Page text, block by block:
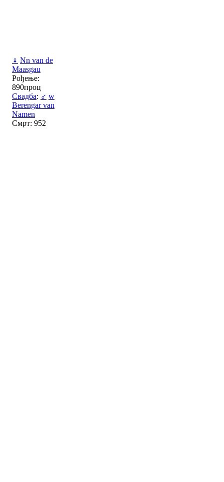
♀ Nn van de
Maasgau
Рођење:
890проц
Свадба: ♂ w
Berengar van
Namen
Смрт: 952